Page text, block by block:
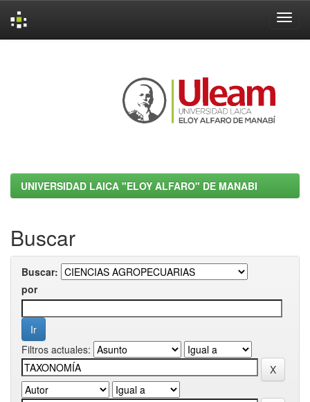
UNIVERSIDAD LAICA "ELOY ALFARO" DE MANABI
Buscar
Buscar:
por
Filtros actuales: